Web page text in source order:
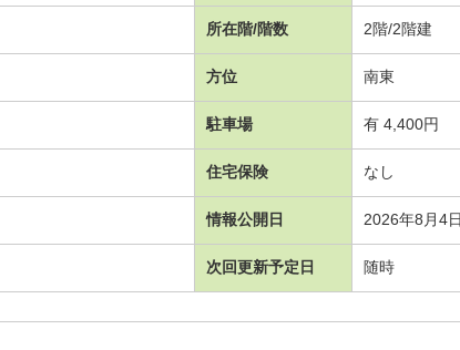
所在階/階数 2階/2階建
方位 南東
駐車場 有 4,400円
住宅保険 なし
情報公開日 2026年8月4日
次回更新予定日 随時